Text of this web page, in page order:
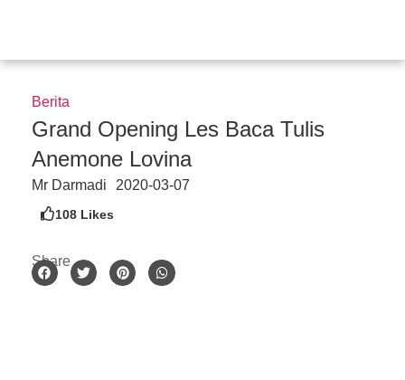
content
Berita
Grand Opening Les Baca Tulis
Anemone Lovina
Mr Darmadi 2020-03-07
108Likes
Share